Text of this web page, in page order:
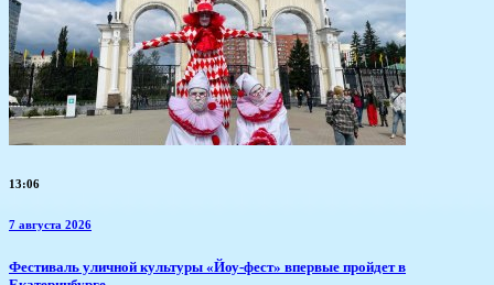
13:06
7 августа 2026
​Фестиваль уличной культуры «Йоу-фест» впервые пройдет в